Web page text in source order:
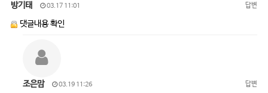
방기태 03.17 11:01 답변
댓글내용 확인
조은맘 03.19 11:26 답변